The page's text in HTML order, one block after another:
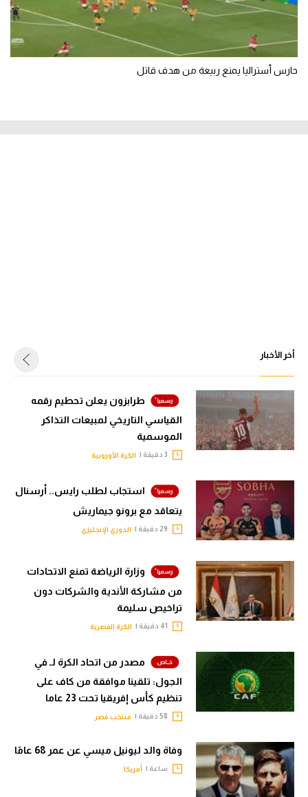
حارس أستراليا يمنع ربيعة من هدف قاتل
أخر الأخبار
طرابزون يعلن تحطيم رقمه
القياسي التاريخي لمبيعات التذاكر
الموسمية
الكرة الأوروبية
استجاب لطلب رايس.. أرسنال
يتعاقد مع برونو جيماريش
الدوري الإنجليزي
وزارة الرياضة تمنع الاتحادات
من مشاركة الأندية والشركات دون
تراخيص سليمة
الكرة المصرية
مصدر من اتحاد الكرة لـ في
الجول: تلقينا موافقة من كاف على
تنظيم كأس إفريقيا تحت 23 عاما
منتخب مصر
وفاة والد ليونيل ميسي عن عمر 68 عامًا
ساعة | أمريكا